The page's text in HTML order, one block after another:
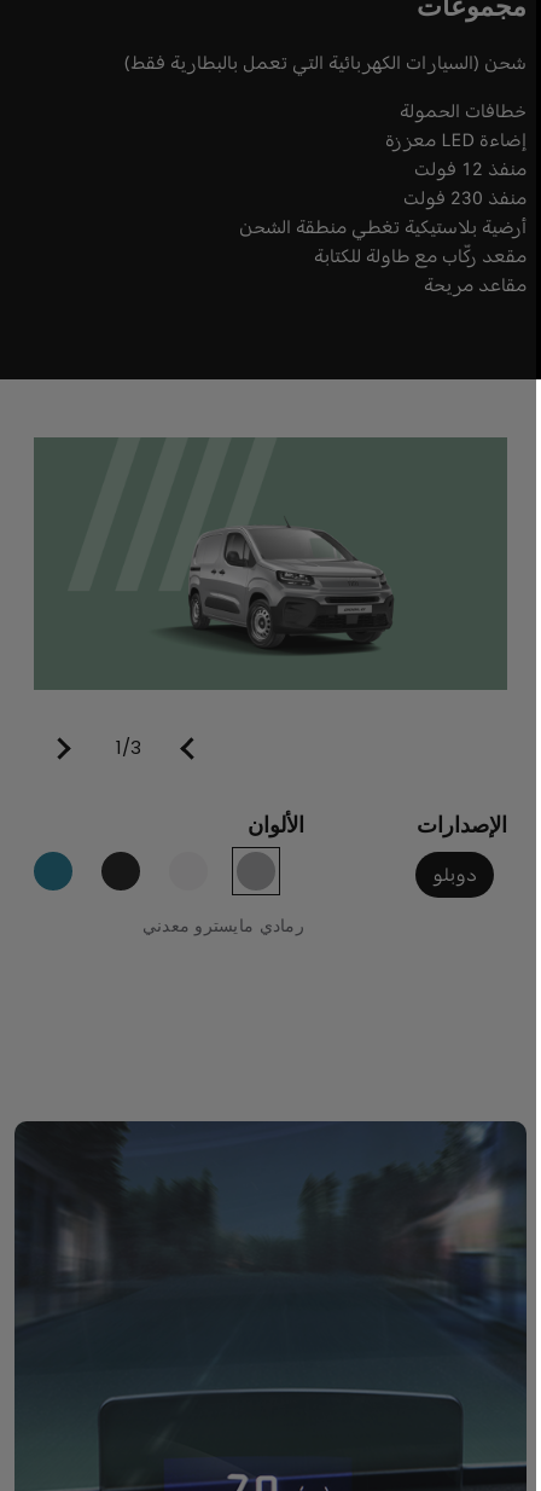
شحن (السيارات الكهربائية التي تعمل بالبطارية فقط)
خطافات الحمولة
إضاءة LED معززة
منفذ 12 فولت
منفذ 230 فولت
أرضية بلاستيكية تغطي منطقة الشحن
مقعد ركّاب مع طاولة للكتابة
مقاعد مريحة
1/3
الإصدارات
دوبلو
الألوان
رمادي مايسترو معدني